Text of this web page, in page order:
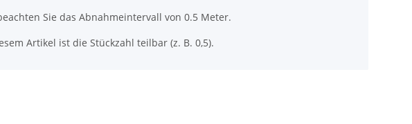
Sie das Abnahmeintervall von 0.5 Meter.
Artikel ist die Stückzahl teilbar (z. B. 0,5).